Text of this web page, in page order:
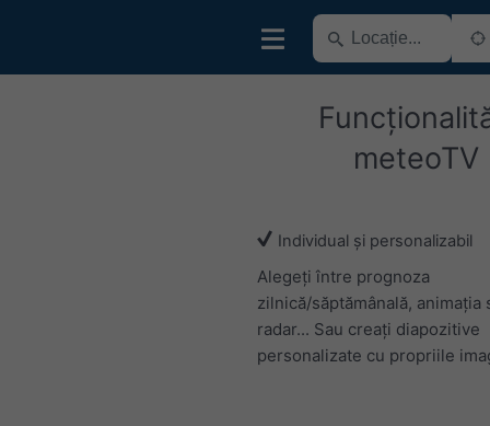
meteoTV
Individual și personalizabil
Alegeți între prognoza
zilnică/săptămânală, animația
radar... Sau creați diapozitive
personalizate cu propriile